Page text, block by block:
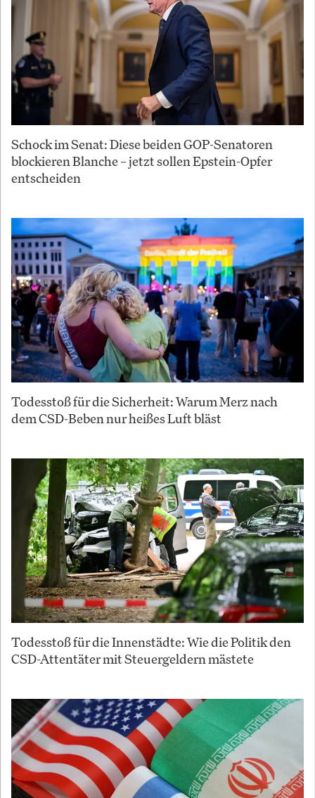
Schock im Senat: Diese beiden GOP-Senatoren
blockieren Blanche – jetzt sollen Epstein-Opfer
entscheiden
Todesstoß für die Sicherheit: Warum Merz nach
dem CSD-Beben nur heißes Luft bläst
Todesstoß für die Innenstädte: Wie die Politik den
CSD-Attentäter mit Steuergeldern mästete